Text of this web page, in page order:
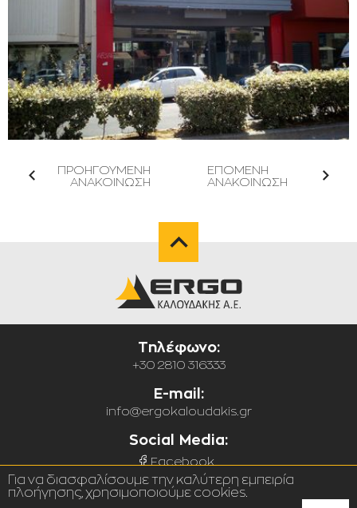
Για να διασφαλίσουμε την καλύτερη εμπειρία
πλοήγησης, χρησιμοποιούμε cookies.
ΠΡΟΗΓΟΥΜΕΝΗ
ΑΝΑΚΟΙΝΩΣΗ
ΕΠΟΜΕΝΗ
ΑΝΑΚΟΙΝΩΣΗ
Τηλέφωνο:
+30 2810 316333
E-mail:
info@ergokaloudakis.gr
Social Media:
Facebook
©ERGOKALOUDAKIS.GR, 2020 - 2026